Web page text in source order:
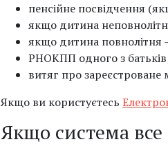
пенсійне посвідчення
якщо дитина
якщо дитина
РНОКПП одного з
витяг про
Якщо ви користуєтесь
Якщо система